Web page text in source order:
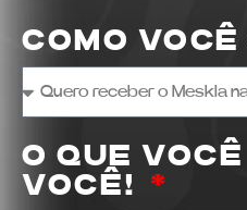
COMO
O QUE
VOCÊ!